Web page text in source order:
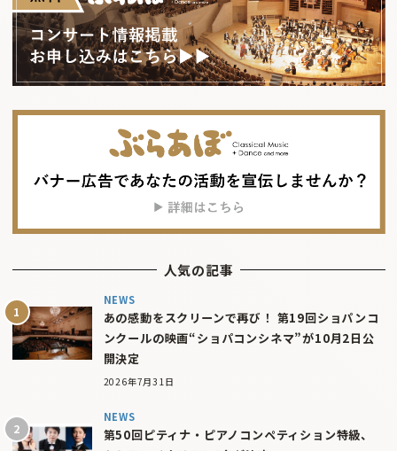
人気の記事
NEWS
あの感動をスクリーンで再び！ 第19回ショパンコ
ンクールの映画“ショパコンシネマ”が10月2日公
開決定
2026年7月31日
NEWS
第50回ピティナ・ピアノコンペティション特級、